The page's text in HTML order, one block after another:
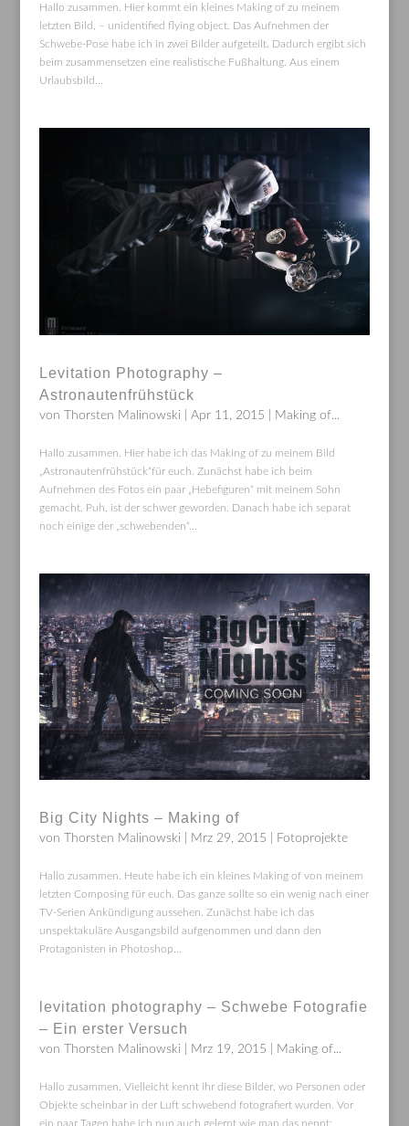
Hallo zusammen. Hier kommt ein kleines Making of zu meinem
letzten Bild, – unidentified flying object. Das Aufnehmen der
Schwebe-Pose habe ich in zwei Bilder aufgeteilt. Dadurch ergibt sich
beim zusammensetzen eine realistische Fußhaltung. Aus einem
Urlaubsbild...
Levitation Photography –
Astronautenfrühstück
von Thorsten Malinowski Apr 11, 2015 Making of...
Hallo zusammen. Hier habe ich das Making of zu meinem Bild
„Astronautenfrühstück“für euch. Zunächst habe ich beim
Aufnehmen des Fotos ein paar „Hebefiguren“ mit meinem Sohn
gemacht. Puh, ist der schwer geworden. Danach habe ich separat
noch einige der „schwebenden“...
Big City Nights – Making of
von Thorsten Malinowski Mrz 29, 2015 Fotoprojekte
Hallo zusammen. Heute habe ich ein kleines Making of von meinem
letzten Composing für euch. Das ganze sollte so ein wenig nach einer
TV-Serien Ankündigung aussehen. Zunächst habe ich das
unspektakuläre Ausgangsbild aufgenommen und dann den
Protagonisten in Photoshop...
levitation photography – Schwebe Fotografie
– Ein erster Versuch
von Thorsten Malinowski Mrz 19, 2015 Making of...
Hallo zusammen. Vielleicht kennt ihr diese Bilder, wo Personen oder
Objekte scheinbar in der Luft schwebend fotografiert wurden. Vor
ein paar Tagen habe ich nun auch gelernt wie man das nennt: